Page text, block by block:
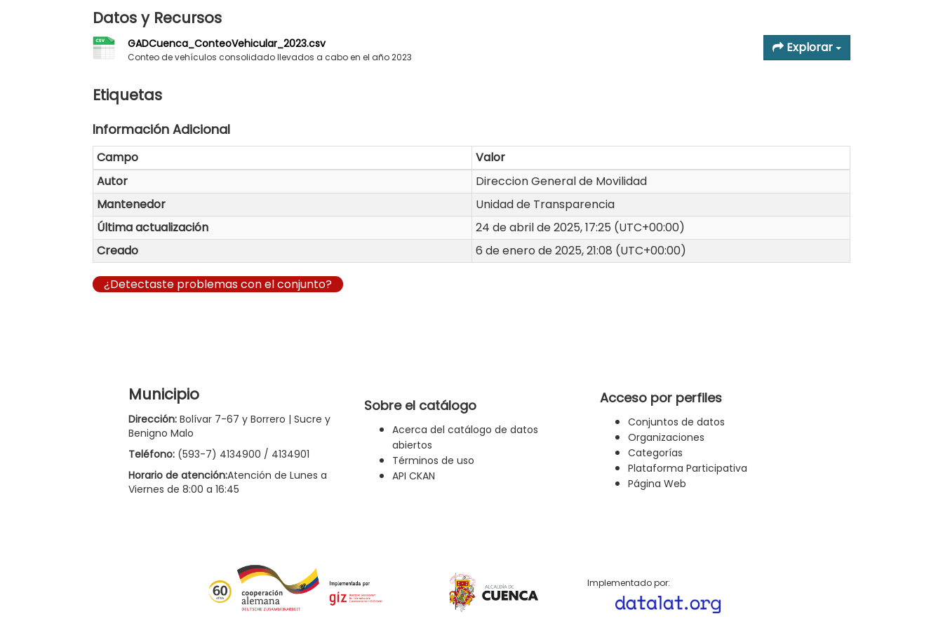
Datos y Recursos
GADCuenca_ConteoVehicular_2023.csv
Conteo de vehículos consolidado llevados a cabo en el año 2023
Explorar
Etiquetas
Información Adicional
Campo
Valor
Autor
Direccion General de Movilidad
Mantenedor
Unidad de Transparencia
Última actualización
24 de abril de 2025, 17:25 (UTC+00:00)
Creado
6 de enero de 2025, 21:08 (UTC+00:00)
¿Detectaste problemas con el conjunto?
Municipio
Dirección: Bolívar 7-67 y Borrero | Sucre y
Benigno Malo
Teléfono: (593-7) 4134900 / 4134901
Horario de atención:Atención de Lunes a
Viernes de 8:00 a 16:45
Sobre el catálogo
Acerca del catálogo de datos
abiertos
Términos de uso
API CKAN
Acceso por perfiles
Conjuntos de datos
Organizaciones
Categorías
Plataforma Participativa
Página Web
Implementado por: